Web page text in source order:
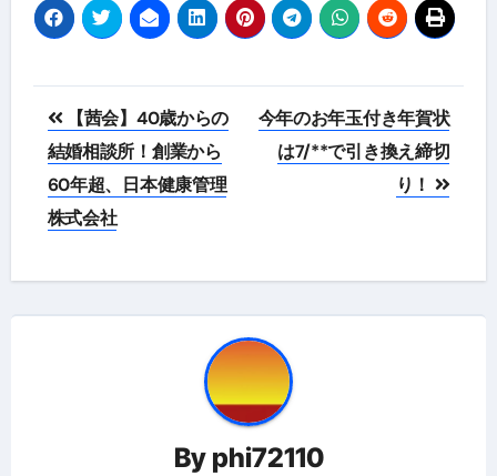
投
稿
ナ
ビ
ゲ
【茜会】40歳からの
結婚相談所！創業から
60年超、日本健康管理
株式会社
今年のお年玉付き年賀状
は7/**で引き換え締切
り！
By phi72110